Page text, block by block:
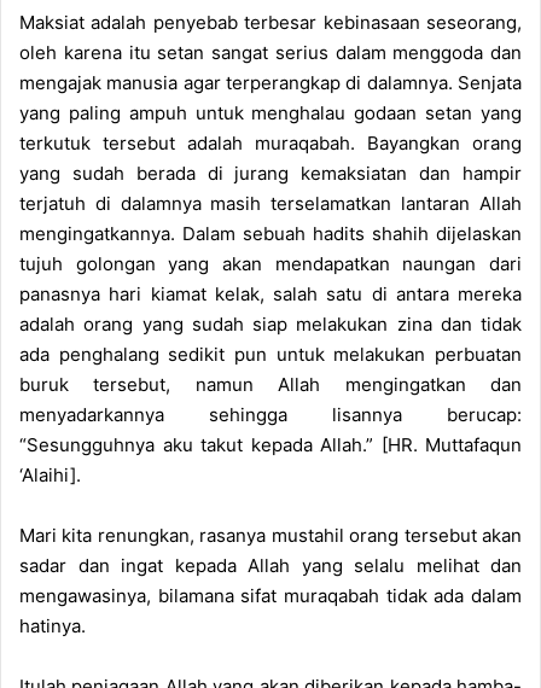
Maksiat adalah penyebab terbesar kebinasaan seseorang,
oleh karena itu setan sangat serius dalam menggoda dan
mengajak manusia agar terperangkap di dalamnya. Senjata
yang paling ampuh untuk menghalau godaan setan yang
terkutuk tersebut adalah muraqabah. Bayangkan orang
yang sudah berada di jurang kemaksiatan dan hampir
terjatuh di dalamnya masih terselamatkan lantaran Allah
mengingatkannya. Dalam sebuah hadits shahih dijelaskan
tujuh golongan yang akan mendapatkan naungan dari
panasnya hari kiamat kelak, salah satu di antara mereka
adalah orang yang sudah siap melakukan zina dan tidak
ada penghalang sedikit pun untuk melakukan perbuatan
buruk tersebut, namun Allah mengingatkan dan
menyadarkannya sehingga lisannya berucap:
“Sesungguhnya aku takut kepada Allah.” [HR. Muttafaqun
‘Alaihi].
Mari kita renungkan, rasanya mustahil orang tersebut akan
sadar dan ingat kepada Allah yang selalu melihat dan
mengawasinya, bilamana sifat muraqabah tidak ada dalam
hatinya.